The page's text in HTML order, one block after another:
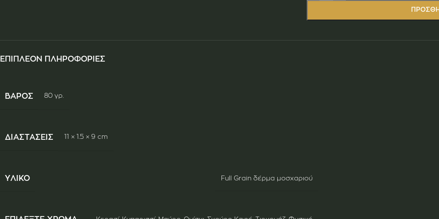
ΕΠΙΠΛΈΟΝ ΠΛΗΡΟΦΟΡΊΕΣ
ΒΆΡΟΣ 80 γρ.
ΔΙΑΣΤΆΣΕΙΣ 11 × 1.5 × 9 cm
ΥΛΙΚΌ Full Grain δέρμα μοσχαριού